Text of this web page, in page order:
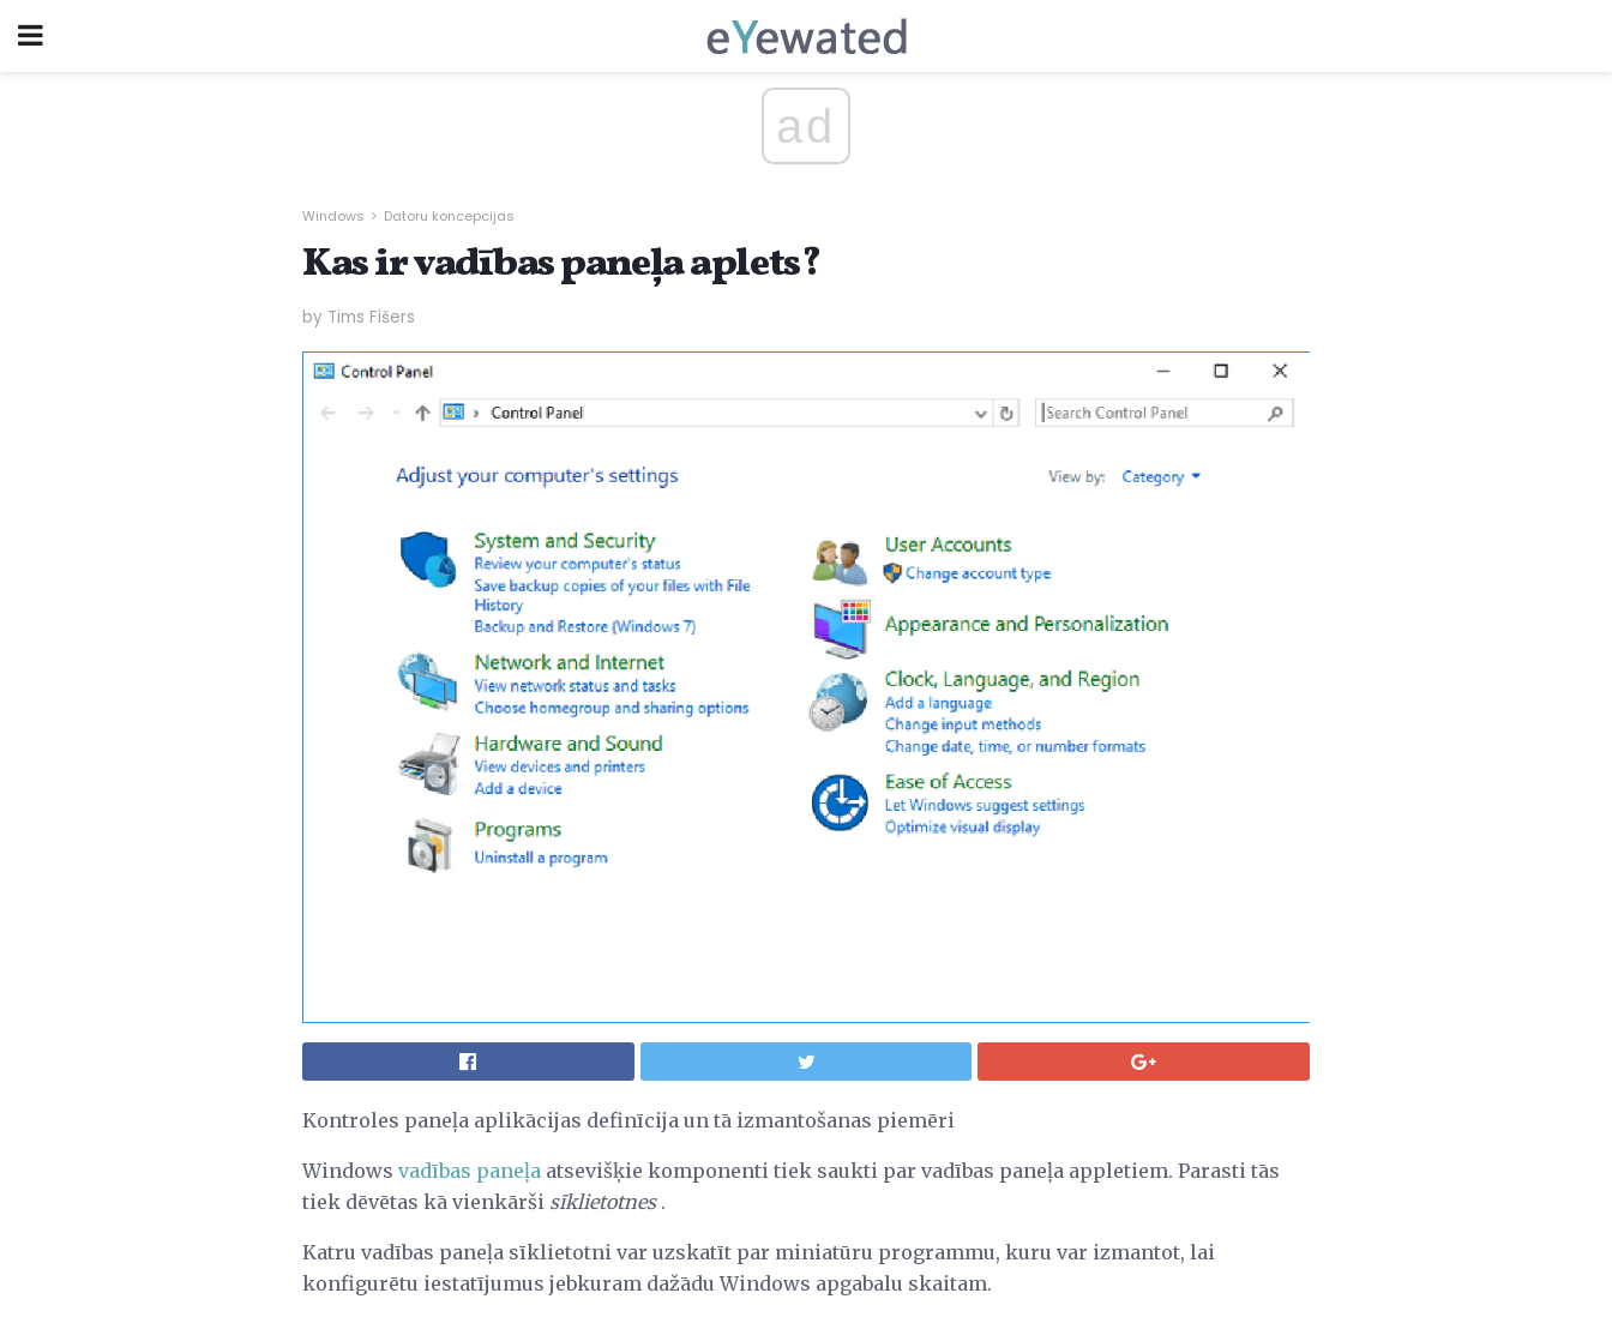
ad
Windows Datoru koncepcijas
Kas ir vadības paneļa aplets?
by Tims Fišers
Kontroles paneļa aplikācijas definīcija un tā izmantošanas piemēri
Windows vadības paneļa atsevišķie komponenti tiek saukti par vadības paneļa appletiem. Parasti tās
tiek dēvētas kā vienkārši sīklietotnes.
Katru vadības paneļa sīklietotni var uzskatīt par miniatūru programmu, kuru var izmantot, lai
konfigurētu iestatījumus jebkuram dažādu Windows apgabalu skaitam.